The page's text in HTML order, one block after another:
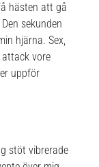
hästen att gå
sekunden
hjärna. Sex,
vore
uppför
stöt vibrerade